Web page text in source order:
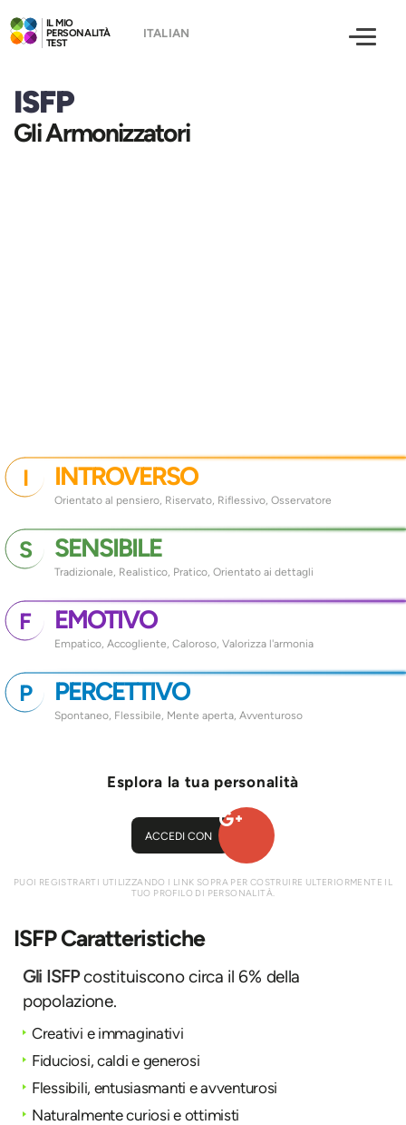
IL MIO
PERSONALITÀ
TEST
ISFP
Gli Armonizzatori
I INTROVERSO
Orientato al pensiero, Riservato, Riflessivo, Osservatore
S SENSIBILE
Tradizionale, Realistico, Pratico, Orientato ai dettagli
F EMOTIVO
Empatico, Accogliente, Caloroso, Valorizza l'armonia
P PERCETTIVO
Spontaneo, Flessibile, Mente aperta, Avventuroso
Esplora la tua personalità
ACCEDI CON
PUOI REGISTRARTI UTILIZZANDO I LINK SOPRA PER COSTRUIRE ULTERIORMENTE IL
TUO PROFILO DI PERSONALITÀ.
ISFP Caratteristiche
Gli ISFPcostituiscono circa il 6% della
popolazione.
Creativi e immaginativi
Fiduciosi, caldi e generosi
Flessibili, entusiasmanti e avventurosi
Naturalmente curiosi e ottimisti